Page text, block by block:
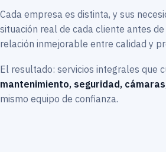
Cada empresa es distinta, y sus
situación real de cada cliente antes
relación inmejorable entre calidad y
El resultado: servicios integrales que
mantenimiento, seguridad,
mismo equipo de confianza.